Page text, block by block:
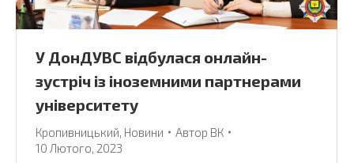
У ДонДУВС відбулася онлайн-
зустріч із іноземними партнерами
університету
Кропивницький, Новини Автор ВК
10 Лютого, 2023